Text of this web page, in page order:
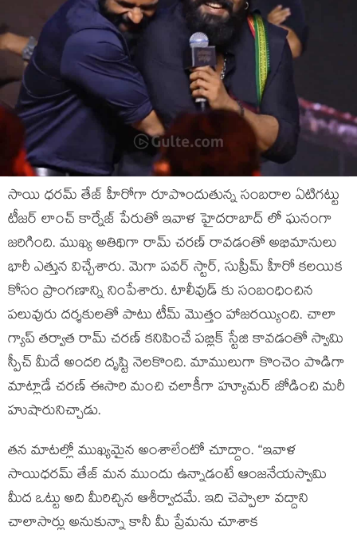
సాయి ధరమ్ తేజ్ హీరోగా రూపొందుతున్న సంబరాల ఏటిగట్టు
టీజర్ లాంచ్ కార్నేజ్ పేరుతో ఇవాళ హైదరాబాద్ లో ఘనంగా
జరిగింది. ముఖ్య అతిథిగా రామ్ చరణ్ రావడంతో అభిమానులు
భారీ ఎత్తున విచ్చేశారు. మెగా పవర్ స్టార్, సుప్రీమ్ హీరో కలయిక
కోసం ప్రాంగణాన్ని నింపేశారు. టాలీవుడ్ కు సంబంధించిన
పలువురు దర్శకులతో పాటు టీమ్ మొత్తం హాజరయ్యింది. చాలా
గ్యాప్ తర్వాత రామ్ చరణ్ కనిపించే పబ్లిక్ స్టేజి కావడంతో స్వామి
స్పీచ్ మీదే అందరి దృష్టి నెలకొంది. మాములుగా కొంచెం పొడిగా
మాట్లాడే చరణ్ ఈసారి మంచి చలాకీగా హ్యూమర్ జోడించి మరీ
హుషారునిచ్చాడు.
తన మాటల్లో ముఖ్యమైన అంశాలేంటో చూద్దాం. “ఇవాళ
సాయిధరమ్ తేజ్ మన ముందు ఉన్నాడంటే ఆంజనేయస్వామి
మీద ఒట్టు అది మీరిచ్చిన ఆశీర్వాదమే. ఇది చెప్పాలా వద్దాని
చాలాసార్లు అనుకున్నా కానీ మీ ప్రేమను చూశాక